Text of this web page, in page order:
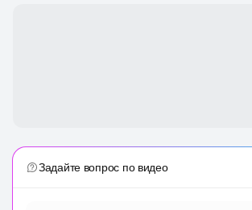
Задайте вопрос по видео